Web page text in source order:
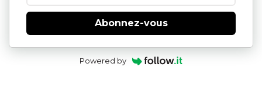
Abonnez-vous
Powered by